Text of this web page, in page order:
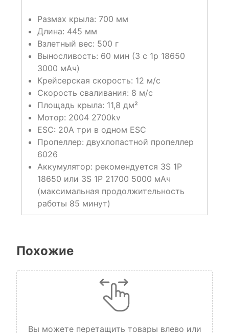
Размах крыла: 700 мм
Длина: 445 мм
Взлетный вес: 500 г
Выносливость: 60 мин (3 с 1p 18650
3000 мАч)
Крейсерская скорость: 12 м/с
Скорость сваливания: 8 м/с
Площадь крыла: 11,8 дм²
Мотор: 2004 2700kv
ESC: 20A три в одном ESC
Пропеллер: двухлопастной пропеллер
6026
Аккумулятор: рекомендуется 3S 1P
18650 или 3S 1P 21700 5000 мАч
(максимальная продолжительность
работы 85 минут)
Похожие
Вы можете перетащить товары влево или